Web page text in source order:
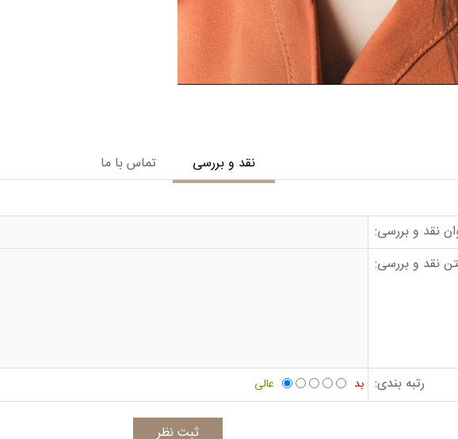
نقد و بررسی تماس با ما
نقد و بررسی:
نقد و بررسی:
رتبه بندی: بد عالی